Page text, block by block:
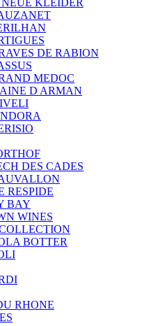
KLEIDER
DE RABION
MEDOC
D ARMAN
DES CADES
RESPIDE
BAY
WINES
BOTTER
RHONE